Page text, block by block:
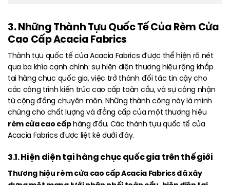
3. Những Thành Tựu Quốc Tế Của Rèm Cửa
Cao Cấp Acacia Fabrics
Thành tựu quốc tế của Acacia Fabrics được thể hiện rõ nét
qua ba khía cạnh chính: sự hiện diện thương hiệu rộng khắp
tại hàng chục quốc gia, việc trở thành đối tác tin cậy cho
các công trình kiến trúc cao cấp toàn cầu, và sự công nhận
từ cộng đồng chuyên môn. Những thành công này là minh
chứng cho chất lượng và đẳng cấp của một thương hiệu
rèm cửa cao cấphàng đầu. Các thành tựu quốc tế của
Acacia Fabrics được liệt kê dưới đây.
3.1. Hiện diện tại hàng chục quốc gia trên thế giới
Thương hiệu rèm cửa cao cấp Acacia Fabrics đã xây